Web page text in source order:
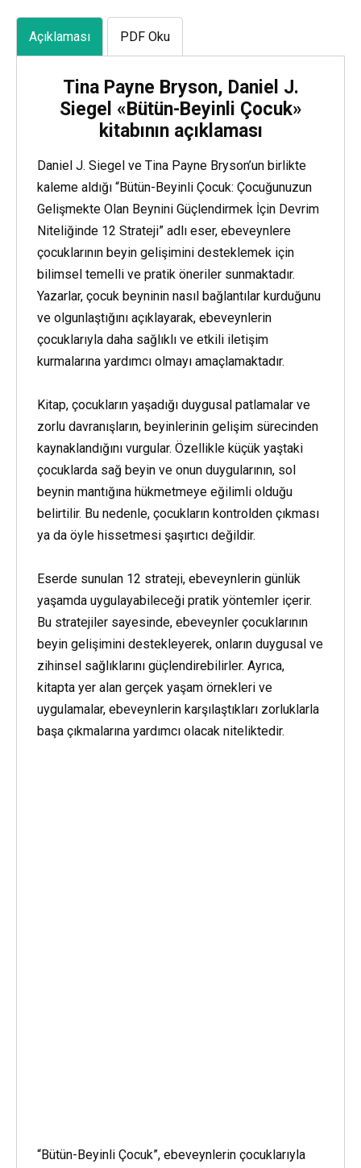
Açıklaması PDF Oku
Tina Payne Bryson, Daniel J.
Siegel «Bütün-Beyinli Çocuk»
kitabının açıklaması
Daniel J. Siegel ve Tina Payne Bryson’un birlikte
kaleme aldığı “Bütün-Beyinli Çocuk: Çocuğunuzun
Gelişmekte Olan Beynini Güçlendirmek İçin Devrim
Niteliğinde 12 Strateji” adlı eser, ebeveynlere
çocuklarının beyin gelişimini desteklemek için
bilimsel temelli ve pratik öneriler sunmaktadır.
Yazarlar, çocuk beyninin nasıl bağlantılar kurduğunu
ve olgunlaştığını açıklayarak, ebeveynlerin
çocuklarıyla daha sağlıklı ve etkili iletişim
kurmalarına yardımcı olmayı amaçlamaktadır.
Kitap, çocukların yaşadığı duygusal patlamalar ve
zorlu davranışların, beyinlerinin gelişim sürecinden
kaynaklandığını vurgular. Özellikle küçük yaştaki
çocuklarda sağ beyin ve onun duygularının, sol
beynin mantığına hükmetmeye eğilimli olduğu
belirtilir. Bu nedenle, çocukların kontrolden çıkması
ya da öyle hissetmesi şaşırtıcı değildir.
Eserde sunulan 12 strateji, ebeveynlerin günlük
yaşamda uygulayabileceği pratik yöntemler içerir.
Bu stratejiler sayesinde, ebeveynler çocuklarının
beyin gelişimini destekleyerek, onların duygusal ve
zihinsel sağlıklarını güçlendirebilirler. Ayrıca,
kitapta yer alan gerçek yaşam örnekleri ve
uygulamalar, ebeveynlerin karşılaştıkları zorluklarla
başa çıkmalarına yardımcı olacak niteliktedir.
“Bütün-Beyinli Çocuk”, ebeveynlerin çocuklarıyla